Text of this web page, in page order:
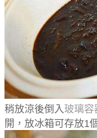
稍放涼後倒入玻璃容
開，放冰箱可存放1